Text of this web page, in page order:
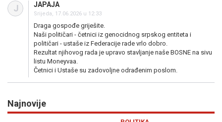
J JAPAJA
Srijeda, 17.06.2026 u 12:33
Draga gospođe griješite.
Naši političari - četnici iz genocidnog srpskog entiteta i
političari - ustaše iz Federacije rade vrlo dobro.
Rezultat njihovog rada je upravo stavljanje naše BOSNE na sivu
listu Moneyvaa.
Četnici i Ustaše su zadovoljne odrađenim poslom.
Najnovije